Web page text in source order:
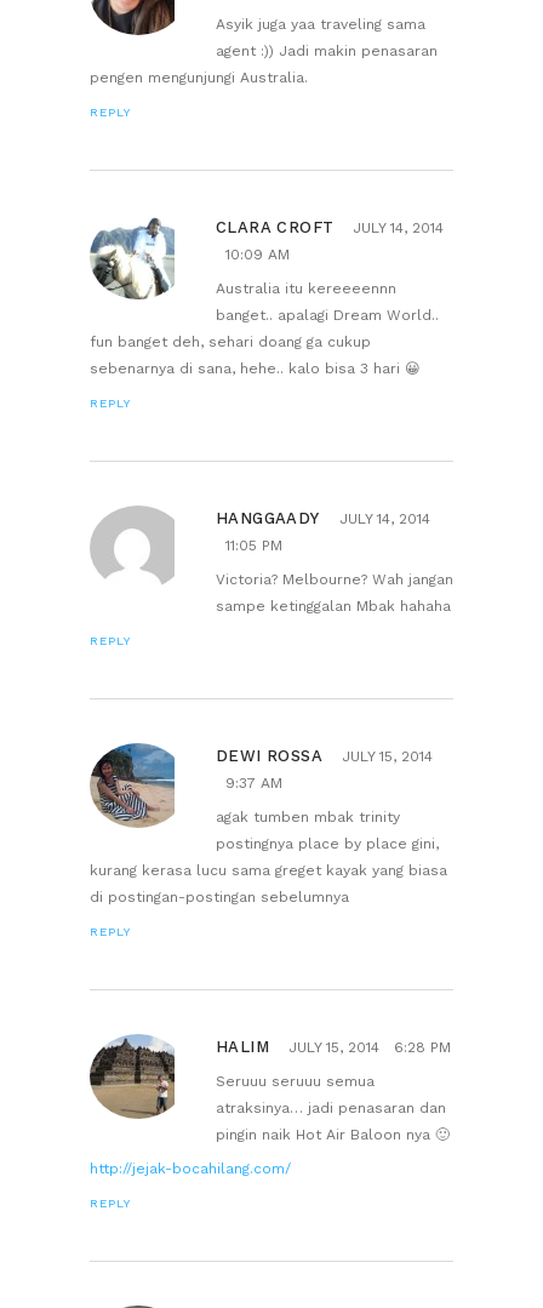
Asyik juga yaa traveling sama
agent :)) Jadi makin penasaran
pengen mengunjungi Australia.
REPLY
CLARA CROFT
JULY 14, 2014
10:09 AM
Australia itu kereeeennn
banget.. apalagi Dream World..
fun banget deh, sehari doang ga cukup
sebenarnya di sana, hehe.. kalo bisa 3 hari 😀
REPLY
HANGGAADY
JULY 14, 2014
11:05 PM
Victoria? Melbourne? Wah jangan
sampe ketinggalan Mbak hahaha
REPLY
DEWI ROSSA
JULY 15, 2014
9:37 AM
agak tumben mbak trinity
postingnya place by place gini,
kurang kerasa lucu sama greget kayak yang biasa
di postingan-postingan sebelumnya
REPLY
HALIM JULY 15, 2014
6:28 PM
Seruuu seruuu semua
atraksinya… jadi penasaran dan
pingin naik Hot Air Baloon nya 🙂
http://jejak-bocahilang.com/
REPLY